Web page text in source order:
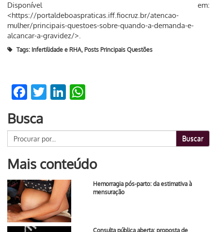
Disponível em:
<https://portaldeboaspraticas.iff.fiocruz.br/atencao-
mulher/principais-questoes-sobre-quando-a-demanda-e-
alcancar-a-gravidez/>.
Tags: Infertilidade e RHA, Posts Principais Questões
Facebook
TwitterLinkedIn
Busca
Buscar
Mais conteúdo
Hemorragia pós-parto: da estimativa à
mensuração
Consulta pública aberta: proposta de